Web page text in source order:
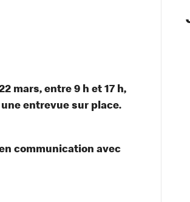
mars, entre 9 h et 17 h,
entrevue sur place.
communication avec